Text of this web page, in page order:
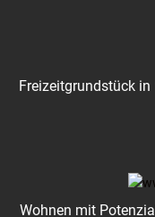
Freizeitgrundstück
Wohnen mit